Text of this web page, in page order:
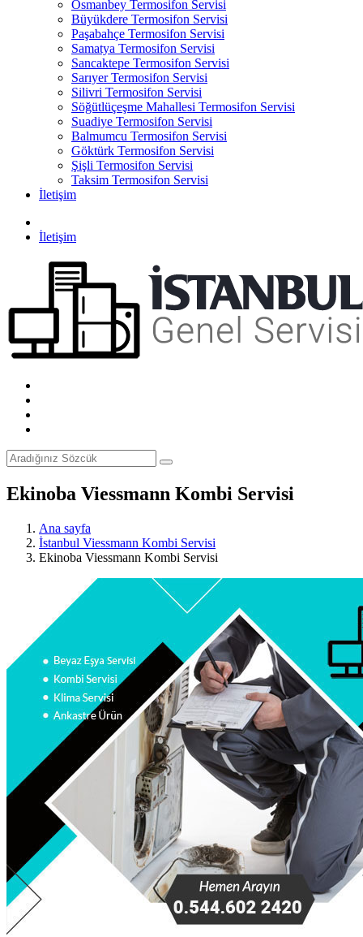
Osmanbey Termosifon Servisi
Büyükdere Termosifon Servisi
Paşabahçe Termosifon Servisi
Samatya Termosifon Servisi
Sancaktepe Termosifon Servisi
Sarıyer Termosifon Servisi
Silivri Termosifon Servisi
Söğütlüçeşme Mahallesi Termosifon Servisi
Suadiye Termosifon Servisi
Balmumcu Termosifon Servisi
Göktürk Termosifon Servisi
Şişli Termosifon Servisi
Taksim Termosifon Servisi
İletişim
İletişim
Ekinoba Viessmann Kombi Servisi
Ana sayfa
İstanbul Viessmann Kombi Servisi
Ekinoba Viessmann Kombi Servisi